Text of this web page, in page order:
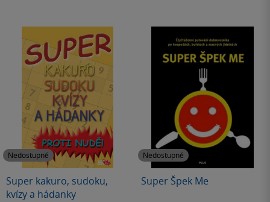
Nedostupné
Super kakuro, sudoku,
kvízy a hádanky
Nedostupné
Super Špek Me